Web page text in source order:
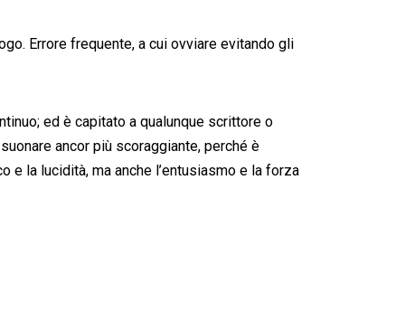
Errore frequente, a cui ovviare evitando gli
ed è capitato a qualunque scrittore o
ancor più scoraggiante, perché è
e la lucidità, ma anche l’entusiasmo e la forza